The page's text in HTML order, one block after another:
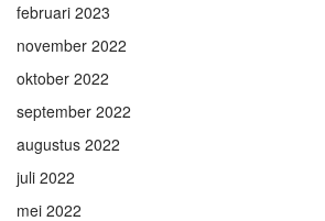
februari 2023
november 2022
oktober 2022
september 2022
augustus 2022
juli 2022
mei 2022